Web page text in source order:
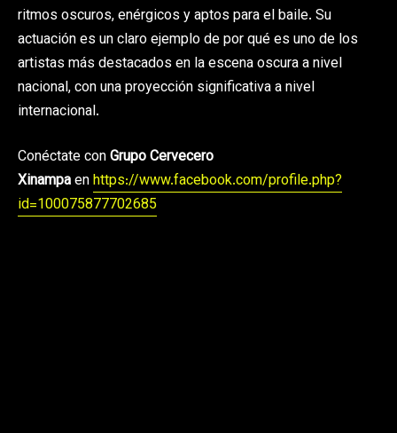
ritmos oscuros, enérgicos y aptos para el baile. Su
actuación es un claro ejemplo de por qué es uno de los
artistas más destacados en la escena oscura a nivel
nacional, con una proyección significativa a nivel
internacional.
Conéctate conGrupo Cervecero
Xinampaenhttps://www.facebook.com/profile.php?
id=100075877702685